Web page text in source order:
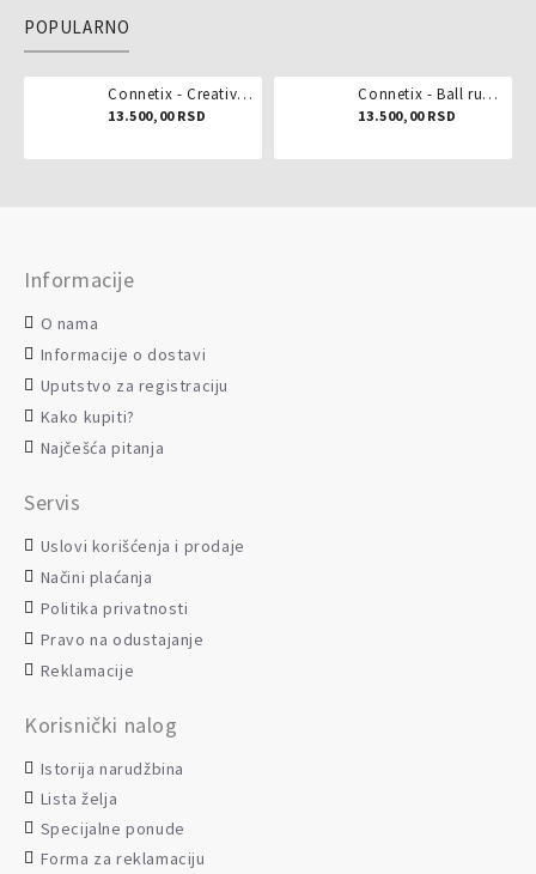
POPULARNO
Connetix - Creative pack 102 dela
13.500,00 RSD
Connetix - Ball run pastel 106 delova
13.500,00 RSD
Informacije
O nama
Informacije o dostavi
Uputstvo za registraciju
Kako kupiti?
Najčešća pitanja
Servis
Uslovi korišćenja i prodaje
Načini plaćanja
Politika privatnosti
Pravo na odustajanje
Reklamacije
Korisnički nalog
Istorija narudžbina
Lista želja
Specijalne ponude
Forma za reklamaciju